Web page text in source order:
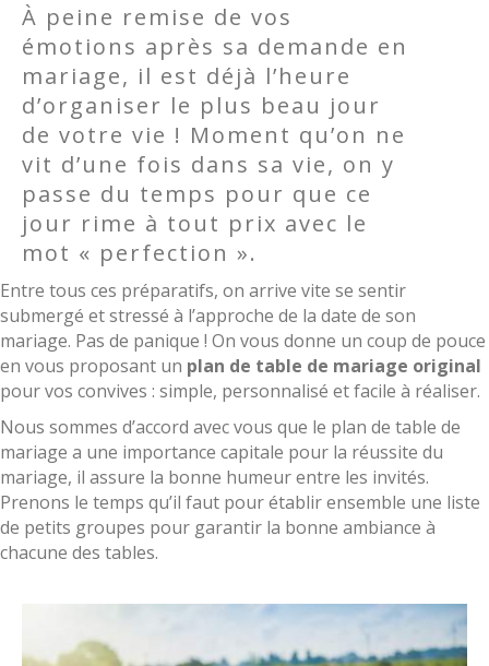
À peine remise de vos
émotions après sa demande en
mariage, il est déjà l’heure
d’organiser le plus beau jour
de votre vie ! Moment qu’on ne
vit d’une fois dans sa vie, on y
passe du temps pour que ce
jour rime à tout prix avec le
mot « perfection ».
Entre tous ces préparatifs, on arrive vite se sentir
submergé et stressé à l’approche de la date de son
mariage. Pas de panique ! On vous donne un coup de pouce
en vous proposant un plan de table de mariage original
pour vos convives : simple, personnalisé et facile à réaliser.
Nous sommes d’accord avec vous que le plan de table de
mariage a une importance capitale pour la réussite du
mariage, il assure la bonne humeur entre les invités.
Prenons le temps qu’il faut pour établir ensemble une liste
de petits groupes pour garantir la bonne ambiance à
chacune des tables.